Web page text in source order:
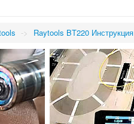
-> Raytools BT220 Инструкция